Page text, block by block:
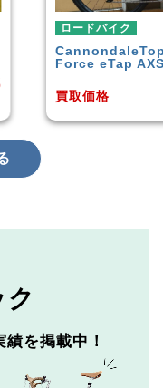
Carbon
ル
を掲載中！